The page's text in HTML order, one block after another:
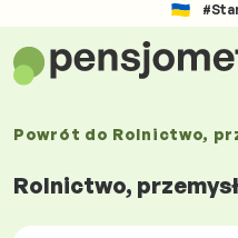
Powrót do Rolnictwo,
Rolnictwo,